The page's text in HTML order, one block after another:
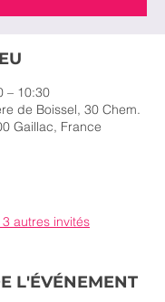
– 10:30
de Boissel, 30 Chem.
Gaillac, France
3 autres invités
L'ÉVÉNEMENT